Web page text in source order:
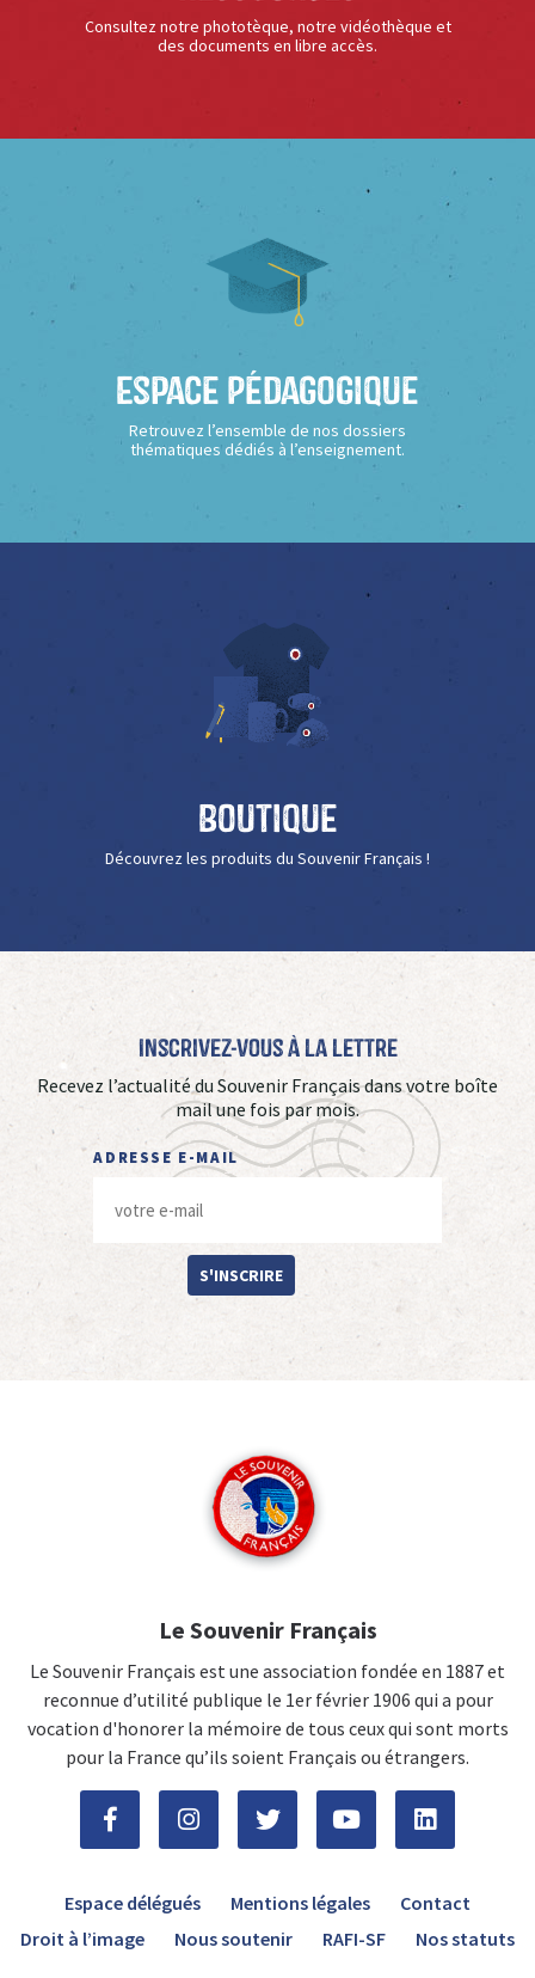
Consultez notre phototèque, notre vidéothèque et
des documents en libre accès.
Espace Pédagogique
Retrouvez l’ensemble de nos dossiers
thématiques dédiés à l’enseignement.
Boutique
Découvrez les produits du Souvenir Français !
Inscrivez-vous à La Lettre
Recevez l’actualité du Souvenir Français dans votre boîte
mail une fois par mois.
ADRESSE E-MAIL
S'INSCRIRE
Le Souvenir Français
Le Souvenir Français est une association fondée en 1887 et
reconnue d’utilité publique le 1er février 1906 qui a pour
vocation d'honorer la mémoire de tous ceux qui sont morts
pour la France qu’ils soient Français ou étrangers.
Espace délégués Mentions légales
Contact
Droit à l’image
Nous soutenir RAFI-SF Nos statuts